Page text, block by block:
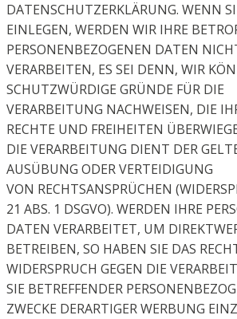
DATENSCHUTZERKLÄRUNG. WENN
EINLEGEN, WERDEN WIR IHRE
PERSONENBEZOGENEN DATEN
VERARBEITEN, ES SEI DENN, WIR
SCHUTZWÜRDIGE GRÜNDE FÜR DIE
VERARBEITUNG NACHWEISEN, DIE
RECHTE UND FREIHEITEN
DIE VERARBEITUNG DIENT DER
AUSÜBUNG ODER VERTEIDIGUNG
VON RECHTSANSPRÜCHEN
21 ABS. 1 DSGVO). WERDEN IHRE
DATEN VERARBEITET, UM
BETREIBEN, SO HABEN SIE DAS
WIDERSPRUCH GEGEN DIE
SIE BETREFFENDER
ZWECKE DERARTIGER WERBUNG